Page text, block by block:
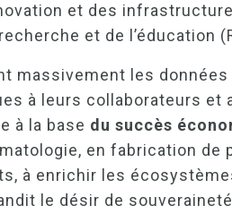
et des
et de l’éducation
massivement les
à leurs collaborateurs et
à la base du succès
en fabrication
à enrichir les
le désir de